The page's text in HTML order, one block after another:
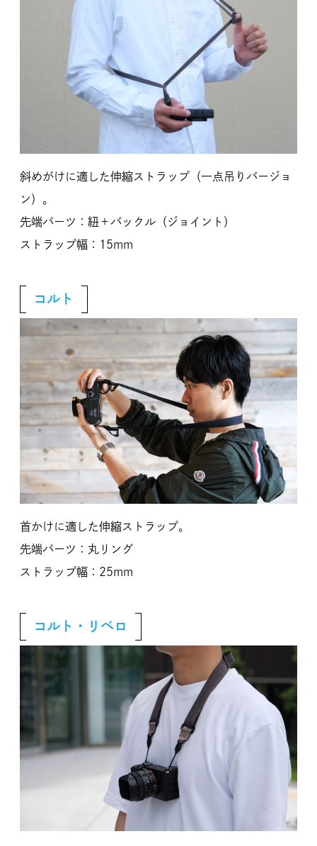
斜めがけに適した伸縮ストラップ（一点吊りバージョ
ン）。
先端パーツ：紐＋バックル（ジョイント）
ストラップ幅：15mm
コルト
首かけに適した伸縮ストラップ。
先端パーツ：丸リング
ストラップ幅：25mm
コルト・リベロ